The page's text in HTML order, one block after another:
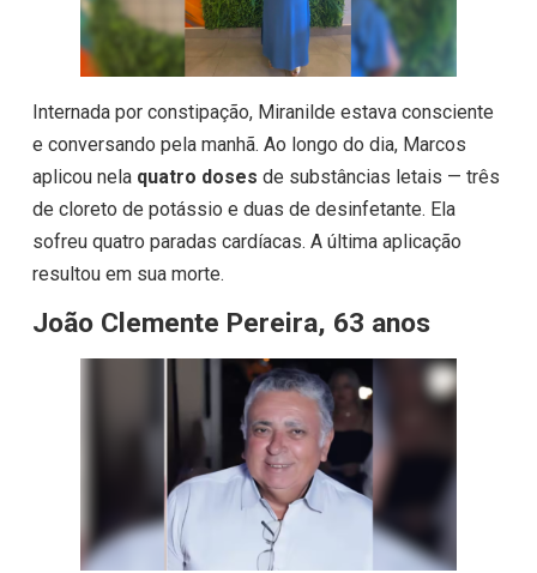
Internada por constipação, Miranilde estava consciente
e conversando pela manhã. Ao longo do dia, Marcos
aplicou nela quatro doses de substâncias letais — três
de cloreto de potássio e duas de desinfetante. Ela
sofreu quatro paradas cardíacas. A última aplicação
resultou em sua morte.
João Clemente Pereira, 63 anos